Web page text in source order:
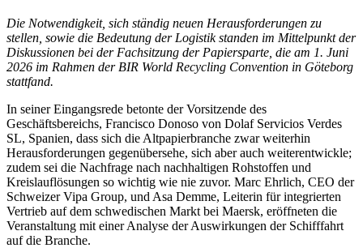
Die Notwendigkeit, sich ständig neuen Herausforderungen zu
stellen, sowie die Bedeutung der Logistik standen im Mittelpunkt der
Diskussionen bei der Fachsitzung der Papiersparte, die am 1. Juni
2026 im Rahmen der BIR World Recycling Convention in Göteborg
stattfand.
In seiner Eingangsrede betonte der Vorsitzende des
Geschäftsbereichs, Francisco Donoso von Dolaf Servicios Verdes
SL, Spanien, dass sich die Altpapierbranche zwar weiterhin
Herausforderungen gegenübersehe, sich aber auch weiterentwickle;
zudem sei die Nachfrage nach nachhaltigen Rohstoffen und
Kreislauflösungen so wichtig wie nie zuvor. Marc Ehrlich, CEO der
Schweizer Vipa Group, und Asa Demme, Leiterin für integrierten
Vertrieb auf dem schwedischen Markt bei Maersk, eröffneten die
Veranstaltung mit einer Analyse der Auswirkungen der Schifffahrt
auf die Branche.